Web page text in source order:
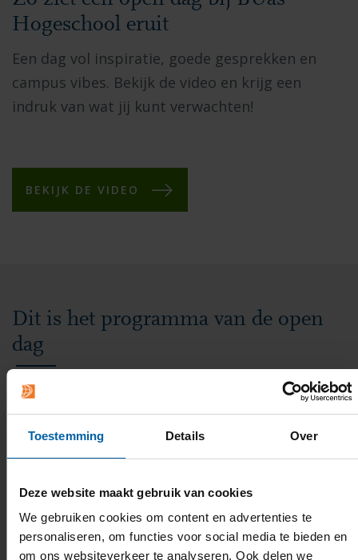
Toestemming Details Over
Deze website maakt gebruik van cookies
We gebruiken cookies om content en advertenties te
personaliseren, om functies voor social media te bieden en
om ons websiteverkeer te analyseren. Ook delen we
Hogeschool eruit
Een dag vol inspiratie, goede gesprekken en
campus vibes. Bekijk de video en krijg een
indruk van wat jij kunt verwachten!
BEKIJK DE VIDEO
Dit is het programma van de open
dag
Tijdens de open dag krijg je een
opleiding én het studentenleven bij
BUas.
✓ Infomarkt per opleiding
Stel je vragen aan studenten en docenten. Zij delen hun